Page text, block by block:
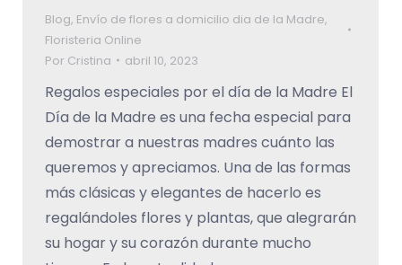
Blog, Envío de flores a domicilio dia de la Madre,
Floristeria Online
Por Cristina abril 10, 2023
Regalos especiales por el día de la Madre El
Día de la Madre es una fecha especial para
demostrar a nuestras madres cuánto las
queremos y apreciamos. Una de las formas
más clásicas y elegantes de hacerlo es
regalándoles flores y plantas, que alegrarán
su hogar y su corazón durante mucho